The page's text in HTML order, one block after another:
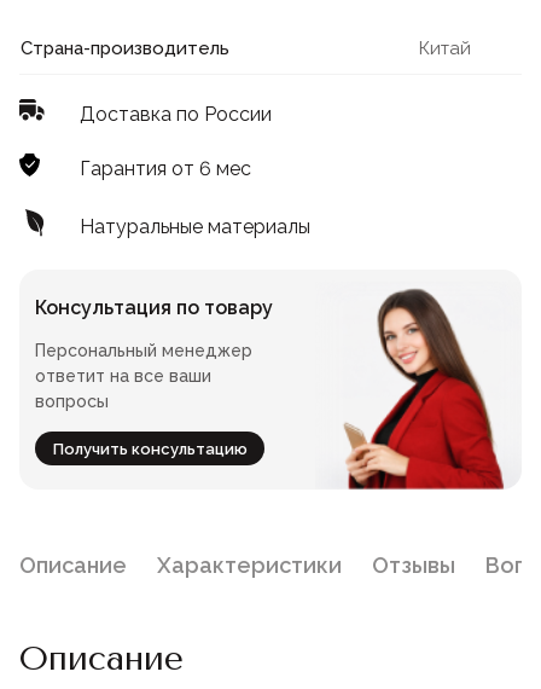
Страна-производитель Китай
Доставка по России
Гарантия от 6 мес
Натуральные материалы
Консультация по товару
Персональный менеджер
ответит на все ваши
вопросы
Получить консультацию
Описание Характеристики Отзывы
Описание
Лофт
Квадратные
Для гостиниц
Для летнего кафе
Лофт